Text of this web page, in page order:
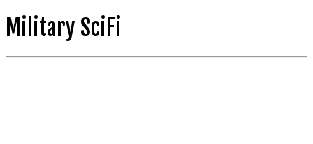
Military SciFi